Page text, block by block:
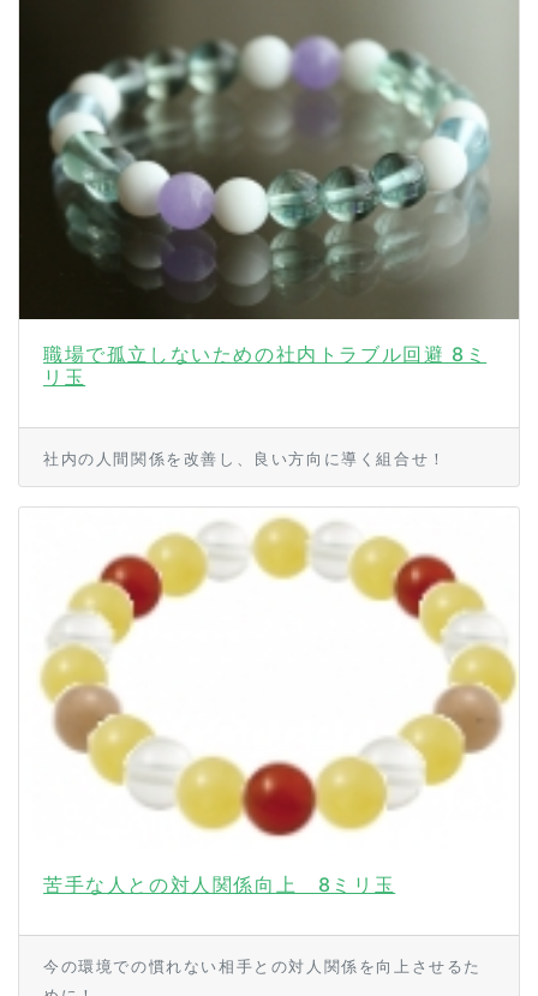
職場で孤立しないための社内トラブル回避 8ミ
リ玉
社内の人間関係を改善し、良い方向に導く組合せ！
苦手な人との対人関係向上 8ミリ玉
今の環境での慣れない相手との対人関係を向上させるた